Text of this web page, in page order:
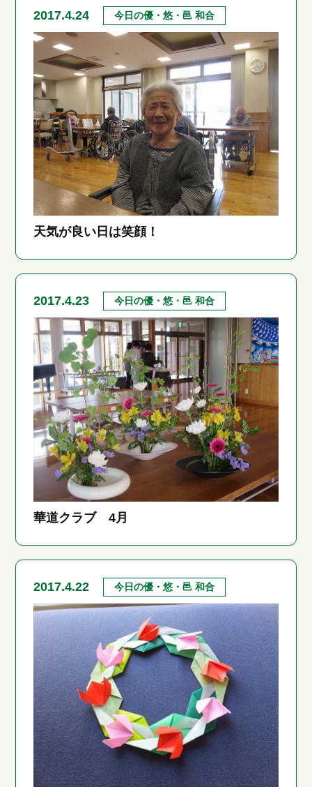
2017.4.24 今日の優・悠・邑 和合
天気が良い日は笑顔！
2017.4.23 今日の優・悠・邑 和合
華道クラブ 4月
2017.4.22 今日の優・悠・邑 和合